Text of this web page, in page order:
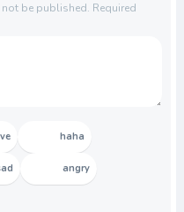
be published. Required
haha
angry